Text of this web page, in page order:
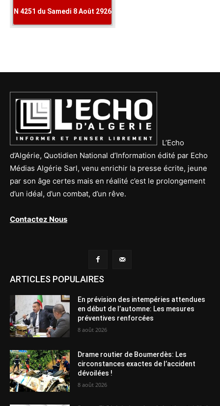
L’Echo
d’Algérie, Quotidien National d’Information édité par Echo
Médias Algérie Sarl, venu enrichir la presse écrite, jeune
par son âge certes mais en réalité c’est le prolongement
d’un idéal, d’un combat, d’un rêve.
Contactez Nous
ARTICLES POPULAIRES
En prévision des intempéries attendues
en début de l’automne: Les mesures
préventives renforcées
8 août 2026
Drame routier de Boumerdès: Les
circonstances exactes de l’accident
dévoilées !
8 août 2026